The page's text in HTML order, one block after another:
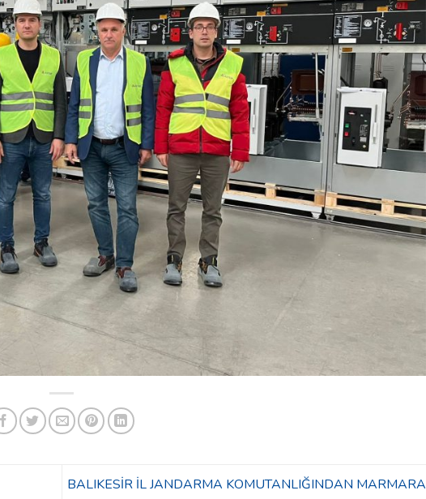
BALIKESİR İL JANDARMA KOMUTANLIĞINDAN MARMARA